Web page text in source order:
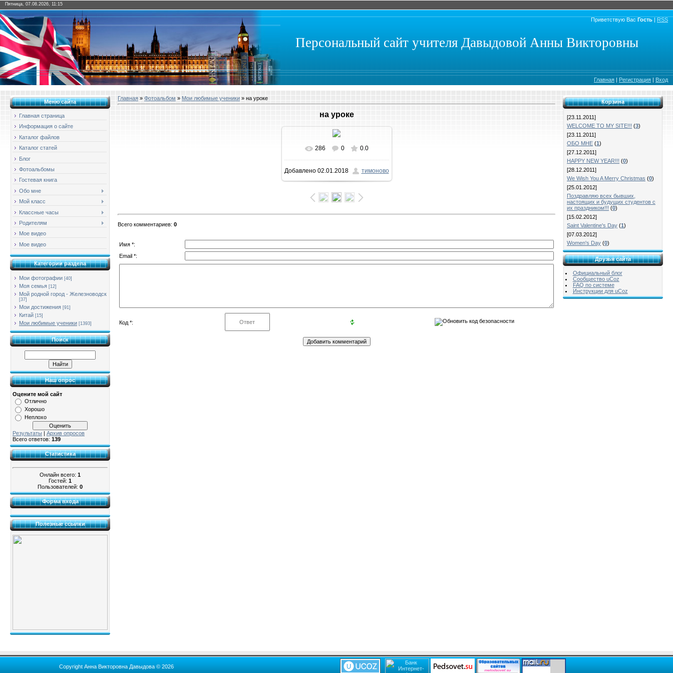
Пятница, 07.08.2026, 11:15
Приветствую Вас Гость | RSS
Персональный сайт учителя Давыдовой Анны Викторовны
Главная | Регистрация | Вход
Меню сайта
Главная страница
Информация о сайте
Каталог файлов
Каталог статей
Блог
Фотоальбомы
Гостевая книга
Обо мне
Мой класс
Классные часы
Родителям
Мое видео
Мое видео
Категории раздела
Мои фотографии [40]
Моя семья [12]
Мой родной город - Железноводск
[37]
Мои достижения [91]
Китай [15]
Мои любимые ученики [1393]
Поиск
Наш опрос
Оцените мой сайт
Отлично
Хорошо
Неплохо
Результаты | Архив опросов
Всего ответов: 139
Статистика
Онлайн всего: 1
Гостей: 1
Пользователей: 0
Форма входа
Полезные ссылки
Главная » Фотоальбом » Мои любимые ученики » на уроке
на уроке
В реальном размере
1032x581/ 126.5Kb
286 0 0.0
Добавлено02.01.2018 тимоново
Всего комментариев: 0
Имя *:
Email *:
Код *:
Корзина
[23.11.2011]
WELCOME TO MY SITE!!! (3)
[23.11.2011]
ОБО МНЕ (1)
[27.12.2011]
HAPPY NEW YEAR!!! (0)
[28.12.2011]
We Wish You A Merry Christmas (0)
[25.01.2012]
Поздравляю всех бывших,
настоящих и будущих студентов с
их праздником!!! (0)
[15.02.2012]
Saint Valentine's Day (1)
[07.03.2012]
Women's Day (0)
Друзья сайта
Официальный блог
Сообщество uCoz
FAQ по системе
Инструкции для uCoz
Copyright Анна Викторовна Давыдова © 2026